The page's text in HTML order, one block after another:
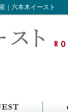
｜六本木イースト